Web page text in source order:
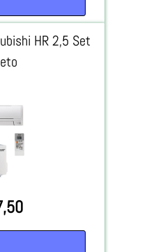
HR 2,5 Set